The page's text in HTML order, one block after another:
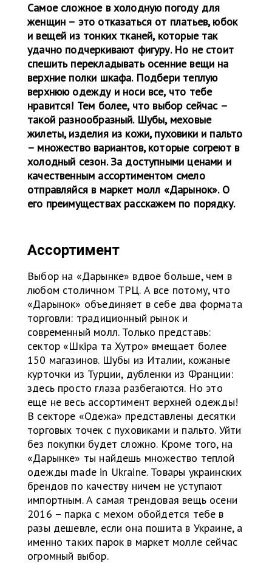
Самое сложное в холодную погоду для
женщин – это отказаться от платьев, юбок
и вещей из тонких тканей, которые так
удачно подчеркивают фигуру. Но не стоит
спешить перекладывать осенние вещи на
верхние полки шкафа. Подбери теплую
верхнюю одежду и носи все, что тебе
нравится! Тем более, что выбор сейчас –
такой разнообразный. Шубы, меховые
жилеты, изделия из кожи, пуховики и пальто
– множество вариантов, которые согреют в
холодный сезон. За доступными ценами и
качественным ассортиментом смело
отправляйся в маркет молл «Дарынок». О
его преимуществах расскажем по порядку.
Ассортимент
Выбор на «Дарынке» вдвое больше, чем в
любом столичном ТРЦ. А все потому, что
«Дарынок» объединяет в себе два формата
торговли: традиционный рынок и
современный молл. Только представь:
сектор «Шкіра та Хутро» вмещает более
150 магазинов. Шубы из Италии, кожаные
курточки из Турции, дубленки из Франции:
здесь просто глаза разбегаются. Но это
еще не весь ассортимент верхней одежды!
В секторе «Одежа» представлены десятки
торговых точек с пуховиками и пальто. Уйти
без покупки будет сложно. Кроме того, на
«Дарынке» ты найдешь множество теплой
одежды made in Ukraine. Товары украинских
брендов по качеству ничем не уступают
импортным. А самая трендовая вещь осени
2016 – парка с мехом обойдется тебе в
разы дешевле, если она пошита в Украине, а
именно таких парок в маркет молле сейчас
огромный выбор.